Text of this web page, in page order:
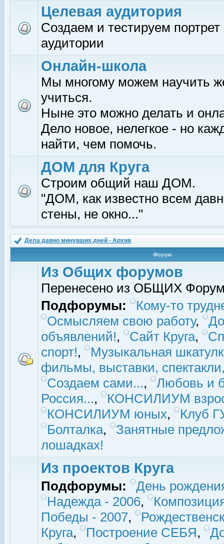
Целевая аудитория
Создаем и тестируем
аудитории
Онлайн-школа
Мы многому можем научить
учиться.
Ныне это можно делать и
Дело новое, нелегкое - но
найти, чем помочь.
ДОМ для Круга
Строим общий наш ДОМ.
"ДОМ, как известно всем
стены, не окно..."
Дела давно минувших дней - Архив
Форум
Из Общих форумов
Перенесено из ОБЩИХ
Подфорумы:
Кому-то
Осмысляем свою работу,
объявлений!, Сайт Круга,
спорт!,
Музыкальная
фильмы, выставки,
Создаем сами...,
Любовь и
Россия...,
КОНСИЛИУМ
КОНСИЛИУМ юных,
Клуб
Болталка,
Занятные
лошадках!
Из проектов Круга
Подфорумы:
День
Надежда - 2006,
Победы - 2007,
Круга, Построение СЕБЯ,